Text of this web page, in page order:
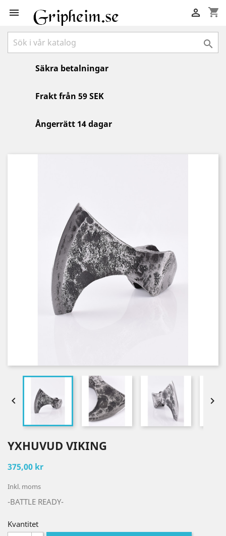
 shopping_cart


Säkra betalningar
Frakt från 59 SEK
Ångerrätt 14 dagar
 
YXHUVUD VIKING
375,00 kr
Inkl. moms
-BATTLE READY-
Kvantitet